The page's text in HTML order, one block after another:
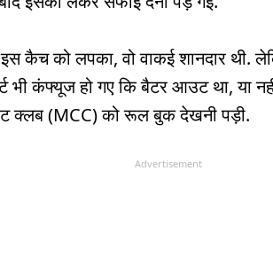
कैच को लपका, वो वाकई शानदार
भी कंफ्यूज हो गए कि बैटर आउट था, या
क्लब (MCC) को रूल बुक देखनी पड़ी.
Advertisement